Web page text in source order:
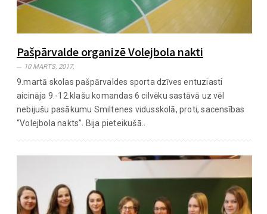
Pašpārvalde organizē Volejbola nakti
10 MARTS, 2017,
9.martā skolas pašpārvaldes sporta dzīves entuziasti
aicināja 9.-12.klašu komandas 6 cilvēku sastāvā uz vēl
nebijušu pasākumu Smiltenes vidusskolā, proti, sacensības
“Volejbola nakts”. Bija pieteikušā..